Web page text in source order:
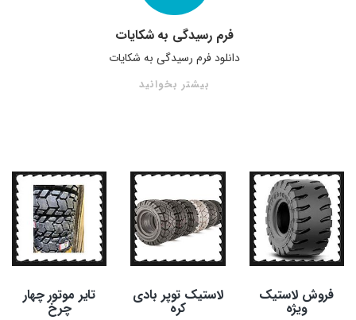
فرم رسیدگی به شکایات
دانلود فرم رسیدگی به شکایات
بیشتر بخوانید
فروش لاستیک
ویژه
لاستیک توپر بادی
کره
تایر موتور چهار
چرخ